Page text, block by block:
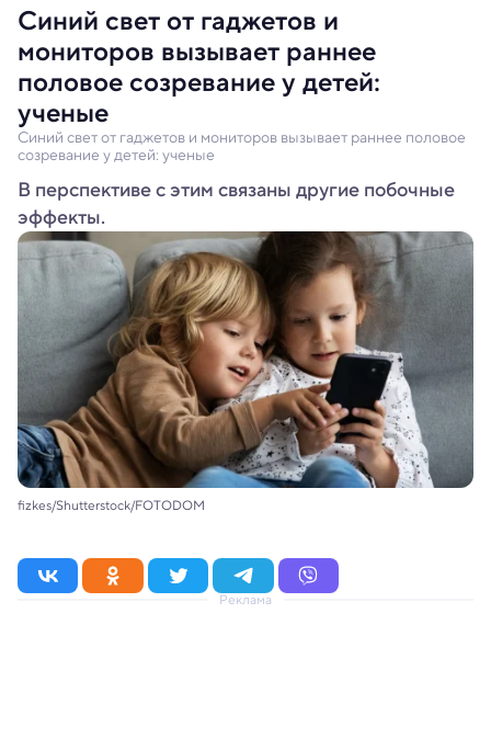
Синий свет от гаджетов и
мониторов вызывает раннее
половое созревание у детей:
ученые
Синий свет от гаджетов и мониторов вызывает раннее половое
созревание у детей: ученые
В перспективе с этим связаны другие побочные
эффекты.
fizkes/Shutterstock/FOTODOM
Реклама